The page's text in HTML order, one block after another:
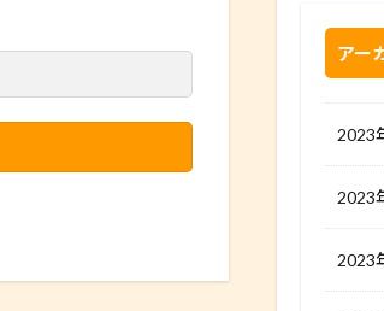
アー
2023
2023
2023